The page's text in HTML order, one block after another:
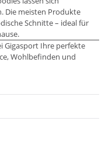
Die meisten Produkte
Schnitte – ideal für
Gigasport Ihre perfekte
Wohlbefinden und